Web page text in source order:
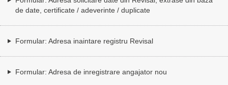
de date, certificate / adeverinte / duplicate
Formular: Adresa inaintare registru Revisal
Formular: Adresa de inregistrare angajator nou